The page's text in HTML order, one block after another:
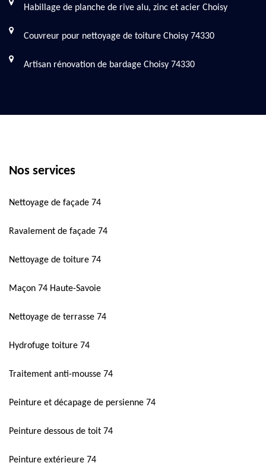
Habillage de planche de rive alu, zinc et acier Choisy
Couvreur pour nettoyage de toiture Choisy 74330
Artisan rénovation de bardage Choisy 74330
Nos services
Nettoyage de façade 74
Ravalement de façade 74
Nettoyage de toiture 74
Maçon 74 Haute-Savoie
Nettoyage de terrasse 74
Hydrofuge toiture 74
Traitement anti-mousse 74
Peinture et décapage de persienne 74
Peinture dessous de toit 74
Peinture extérieure 74